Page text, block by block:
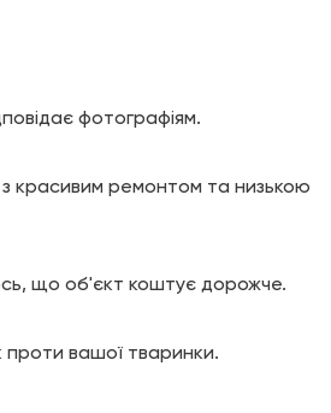
фотографіям.
красивим ремонтом та низькою
що об'єкт коштує дорожче.
проти вашої тваринки.